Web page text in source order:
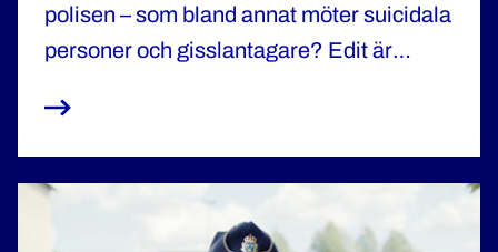
polisen – som bland annat möter suicidala
personer och gisslantagare? Edit är
ett jobb där empati är a och o.